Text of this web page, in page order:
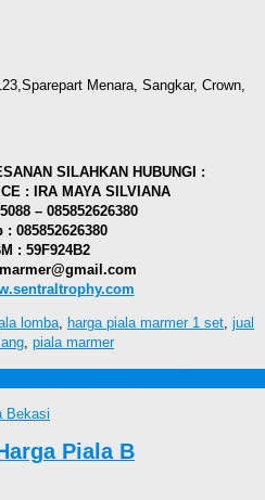
Menara, Sangkar, Crown,
SILAHKAN HUBUNGI :
: IRA MAYA SILVIANA
– 085852626380
: 085852626380
: 59F924B2
lomba harga piala marmer 1 set jual
piala marmer
Piala B